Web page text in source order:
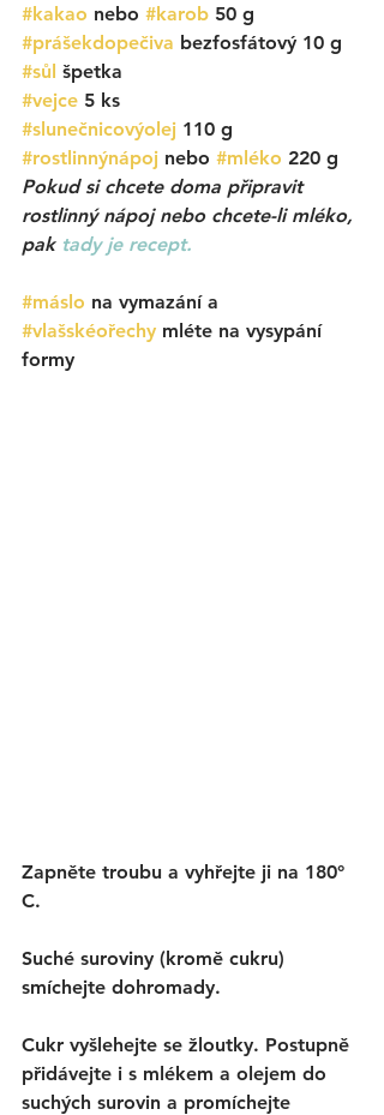
#kakao nebo #karob 50 g
#prášekdopečiva bezfosfátový 10 g
#sůl špetka
#vejce 5 ks
#slunečnicovýolej 110 g
#rostlinnýnápoj nebo #mléko 220 g
Pokud si chcete doma připravit
rostlinný nápoj nebo chcete-li mléko,
pak tady je recept.
#máslo na vymazání a
#vlašskéořechy mléte na vysypání
formy
Zapněte troubu a vyhřejte ji na 180°
C.
Suché suroviny (kromě cukru)
smíchejte dohromady.
Cukr vyšlehejte se žloutky. Postupně
přidávejte i s mlékem a olejem do
suchých surovin a promíchejte